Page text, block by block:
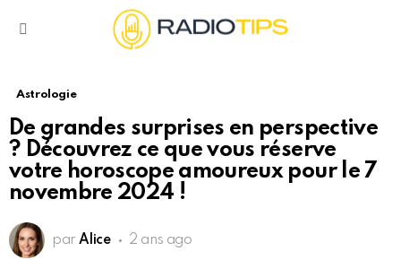
Astrologie
De grandes surprises en perspective
? Découvrez ce que vous réserve
votre horoscope amoureux pour le 7
novembre 2024 !
par Alice 2 ans ago